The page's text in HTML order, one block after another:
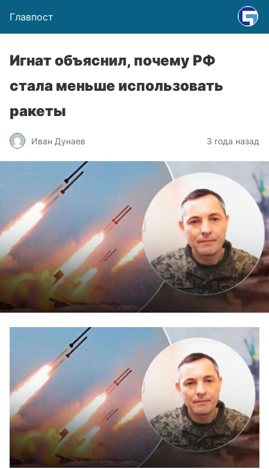
Главпост
Игнат объяснил, почему РФ
стала меньше использовать
ракеты
Иван Дунаев 3 года назад